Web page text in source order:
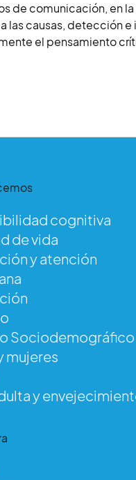
de comunicación, en
las causas, detección
el pensamiento
cognitiva
de vida
y atención
Sociodemográfico
mujeres
y